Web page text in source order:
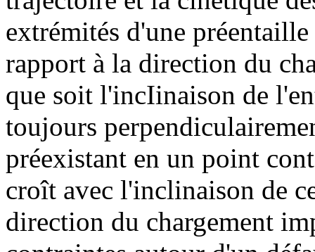
extrémités d'une
rapport à la direction du
que soit l'incIinaison de
toujours
préexistant en un point
croît avec l'inclinaison de
direction du chargement